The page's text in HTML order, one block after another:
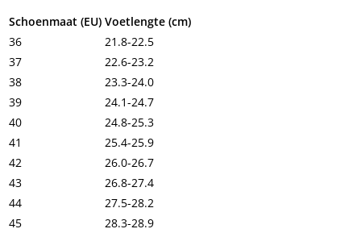
Schoenmaat (EU) Voetlengte (cm)
36
21.8-22.5
37
22.6-23.2
38
23.3-24.0
39
24.1-24.7
40
24.8-25.3
41
25.4-25.9
42
26.0-26.7
43
26.8-27.4
44
27.5-28.2
45
28.3-28.9